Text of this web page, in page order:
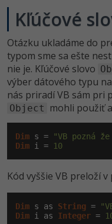
Kľúčové
Otázku ukladáme do
typom sme sa ešte
nie je. Kľúčové slovo
výber dátového typu
nás priradí VB sám pri
Object mohli použiť
Dim s =
"VB pozná
Dim i = 10
Kód vyššie VB preloží
Dim s as String =
Dim i as Integer =